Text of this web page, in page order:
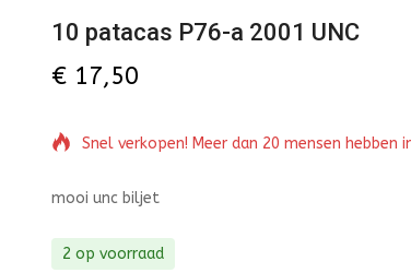
10 patacas P76-a 2001 UNC
€ 17,50
Snel verkopen! Meer dan 20 mensen hebben
mooi unc biljet
2 op voorraad